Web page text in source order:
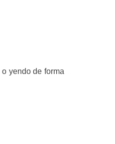
o yendo de forma